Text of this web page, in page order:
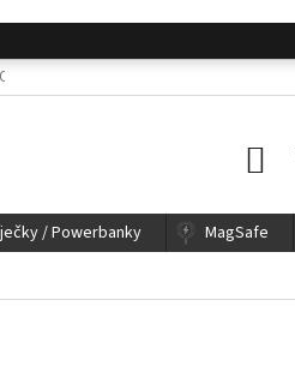
ÚDAJŮ
/ Powerbanky MagSafe